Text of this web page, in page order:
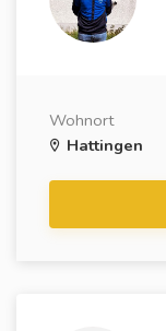
Wohnort
Hattingen